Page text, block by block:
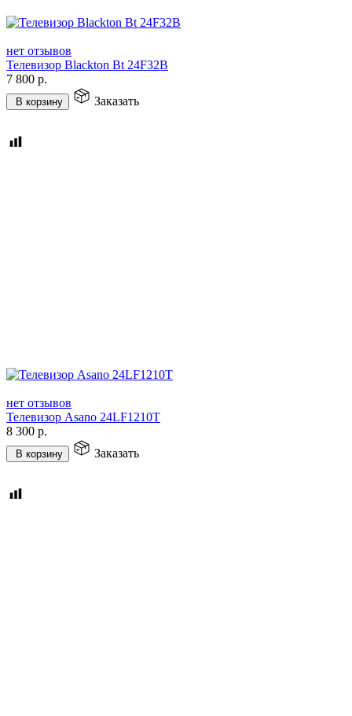
нет отзывов
Телевизор Blackton Bt 24F32B
7 800 р.
В корзину Заказать
нет отзывов
Телевизор Asano 24LF1210T
8 300 р.
В корзину Заказать